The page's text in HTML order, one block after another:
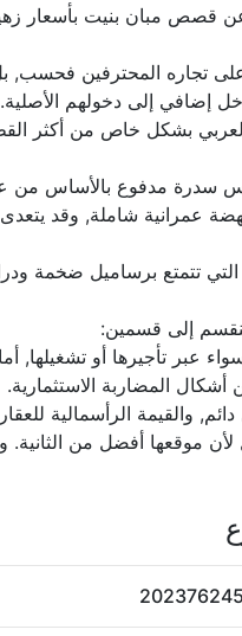
عن قصص مبان بنيت بأسعار
على تجاره المحترفين
إضافي إلى دخولهم الأصلية.
بشكل خاص من أكثر
سدرة مدفوع بالأساس من
عمرانية شاملة, وقد يتعدى
التي تتمتع برساميل ضخمة
إلى قسمين:
عبر تأجيرها أو تشغيلها,
المضاربة الاستثمارية.
والقيمة الرأسمالية للعقار
موقعها أفضل من الثانية.